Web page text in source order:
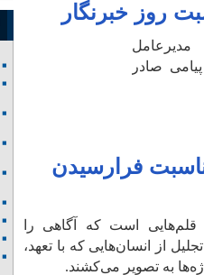
روز خبرنگار
مدیرعامل
صادر
فرارسیدن
است که آگاهی را
از انسان‌هایی که با تعهد،
به تصویر می‌کشند.